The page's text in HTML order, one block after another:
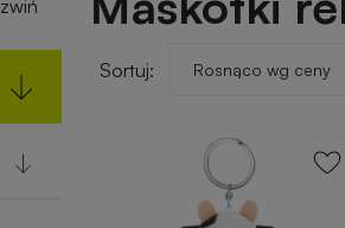
zwiń
Sortuj: